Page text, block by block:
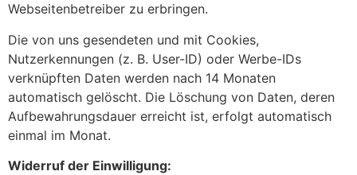
Webseitenbetreiber zu erbringen.
Die von uns gesendeten und mit Cookies,
Nutzerkennungen (z. B. User-ID) oder Werbe-IDs
verknüpften Daten werden nach 14 Monaten
automatisch gelöscht. Die Löschung von Daten, deren
Aufbewahrungsdauer erreicht ist, erfolgt automatisch
einmal im Monat.
Widerruf der Einwilligung: